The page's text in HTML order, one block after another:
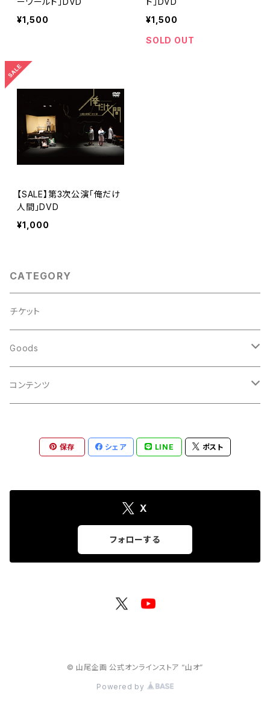
¥1,500
¥1,500
SOLD OUT
【SALE】第3次公演「俺だけ
人間」DVD
¥1,000
CATEGORY
チケット
Goods
DVD
公演グッズ
コンテンツ
保存 シェア LINE ポスト
X
フォローする
© 山尾企画 公式オンラインストア “山オ”
Powered by